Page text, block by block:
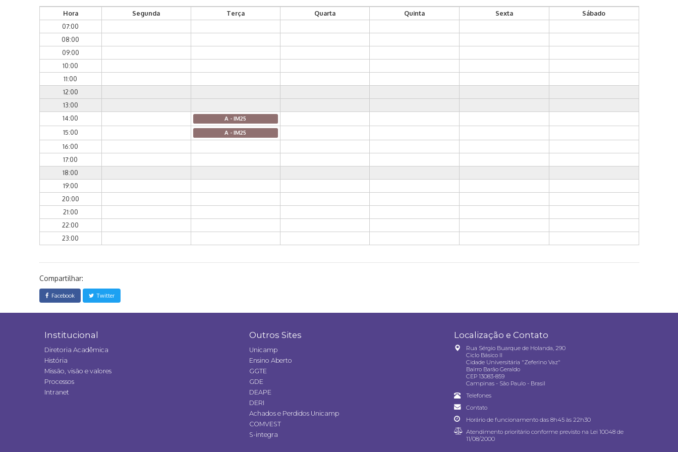
Hora Segunda Terça Quarta Quinta Sexta
Sábado
07:00
08:00
09:00
10:00
11:00
12:00
13:00
14:00
A - IM25
15:00 A - IM25
16:00
17:00
18:00
19:00
20:00
21:00
22:00
23:00
Compartilhar:
Facebook Twitter
Institucional
Diretoria Acadêmica
História
Missão, visão e valores
Processos
Intranet
Outros Sites
Unicamp
Ensino Aberto
GGTE
GDE
DEAPE
DERI
Achados e Perdidos Unicamp
COMVEST
S-integra
Localização e Contato
Rua Sérgio Buarque de Holanda, 290
Ciclo Básico II
Cidade Universitária "Zeferino Vaz"
Bairro Barão Geraldo
CEP 13083-859
Campinas - São Paulo - Brasil
Telefones
Contato
Horário de funcionamento das 8h45 às 22h30
Atendimento prioritário conforme previsto na Lei 10048 de
11/08/2000